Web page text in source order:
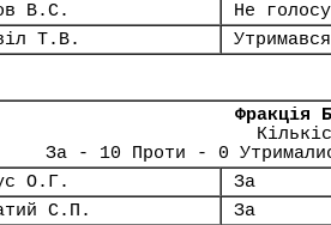
В.С.
Не
Т.В.
Утримався
Фракція
За - 10 Проти - 0
О.Г.
За
С.П.
За